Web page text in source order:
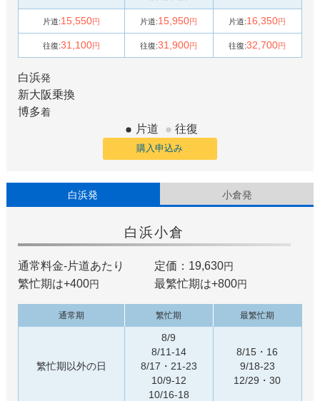
片道:15,550円 片道:15,950円 片道:16,350円
往復:31,100円 往復:31,900円 往復:32,700円
白浜発
新大阪乗換
博多着
片道 往復
購入申込み
白浜発 小倉発
白浜小倉
通常料金-片道あたり 定価：19,630円
繁忙期は+400円 最繁忙期は+800円
通常期 繁忙期 最繁忙期
繁忙期以外の日
8/9
8/11-14
8/17・21-23
10/9-12
10/16-18
8/15・16
9/18-23
12/29・30